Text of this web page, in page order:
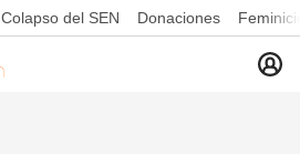
Colapso del SEN Donaciones